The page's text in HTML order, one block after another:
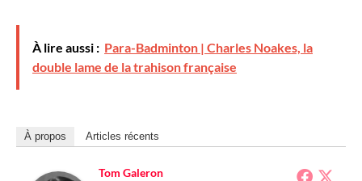
À lire aussi : Para-Badminton | Charles Noakes, la
double lame de la trahison française
À propos Articles récents
Tom Galeron